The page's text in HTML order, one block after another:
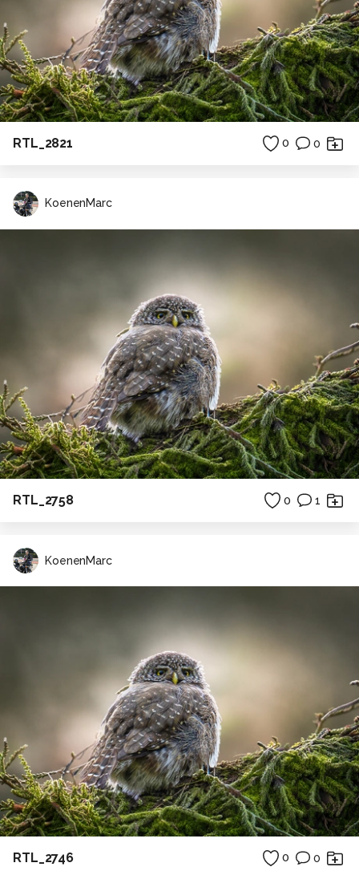
RTL_2821 0 0
KoenenMarc
RTL_2758 0 1
KoenenMarc
RTL_2746 0 0